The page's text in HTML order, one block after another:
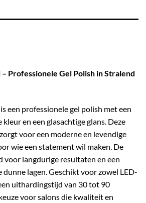
Professionele Gel Polish in Stralend
een professionele gel polish met een
en een glasachtige glans. Deze
voor een moderne en levendige
wie een statement wil maken. De
voor langdurige resultaten en een
dunne lagen. Geschikt voor zowel LED-
uithardingstijd van 30 tot 90
voor salons die kwaliteit en